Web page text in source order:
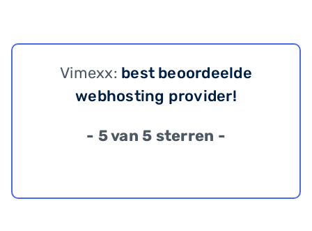
Vimexx: best beoordeelde
webhosting provider!
- 5 van 5 sterren -